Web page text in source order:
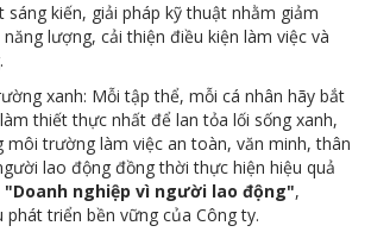
nghệ hiện đại - Kết nối thông minh
vì sự phát triển lâu dài của MTS
MTS: Hưởng ứng tháng "An toàn-Vệ sinh lao động"
nổi bật trong tháng 3
Tuổi trẻ MTS: "Tâm sáng với việc, tận tụy với nghề" góp sức xây dựng công ty phát triển bền vững
sáng kiến, giải pháp kỹ thuật nhằm giảm
lượng, cải thiện điều kiện làm việc và
xanh: Mỗi tập thể, mỗi cá nhân hãy bắt
thiết thực nhất để lan tỏa lối sống xanh,
môi trường làm việc an toàn, văn minh, thân
lao động đồng thời thực hiện hiệu quả
"Doanh nghiệp vì người lao động",
triển bền vững của Công ty.